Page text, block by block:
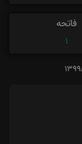
فاتحه
1